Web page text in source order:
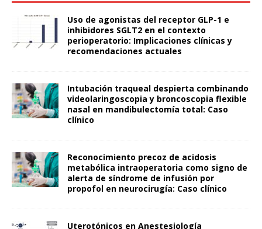
Uso de agonistas del receptor GLP-1 e
inhibidores SGLT2 en el contexto
perioperatorio: Implicaciones clínicas y
recomendaciones actuales
Intubación traqueal despierta combinando
videolaringoscopia y broncoscopia flexible
nasal en mandibulectomía total: Caso
clínico
Reconocimiento precoz de acidosis
metabólica intraoperatoria como signo de
alerta de síndrome de infusión por
propofol en neurocirugía: Caso clínico
Uterotónicos en Anestesiología